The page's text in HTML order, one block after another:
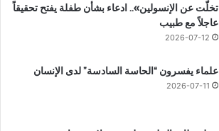
تخلّت عن الإنسولين».. ادعاء بشأن طفلة يفتح تحقيقاً
عاجلاً مع طبيب
2026-07-12
علماء يفسرون “الحاسة السادسة” لدى الإنسان
2026-07-11